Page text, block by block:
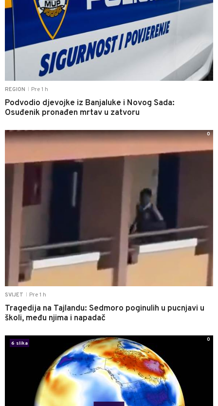
REGION Pre 1 h
Podvodio djevojke iz Banjaluke i Novog Sada:
Osuđenik pronađen mrtav u zatvoru
SVIJET Pre 1 h
Tragedija na Tajlandu: Sedmoro poginulih u pucnjavi u
školi, među njima i napadač
0
6 slika
0